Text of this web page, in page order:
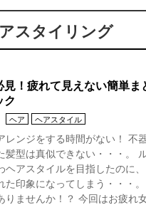
スタイリング
見！疲れて見えない簡単ま
ク
ヘア ヘアスタイル
レンジをする時間がない！ 不
髪型は真似できない・・・。
ヘアスタイルを目指したのに、
た印象になってしまう・・・。
りませんか！？ 今回はお疲れ